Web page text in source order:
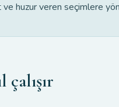
ve huzur veren seçimlere
çalışır